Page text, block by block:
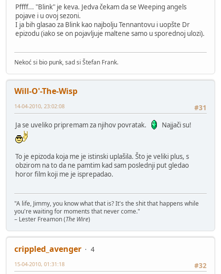
Pffff... "Blink" je keva. Jedva čekam da se Weeping angels
pojave i u ovoj sezoni.
I ja bih glasao za Blink kao najbolju Tennantovu i uopšte Dr
epizodu (iako se on pojavljuje maltene samo u sporednoj ulozi).
Nekoć si bio punk, sad si Štefan Frank.
Will-O'-The-Wisp
#31
14-04-2010, 23:02:08
Ja se uveliko pripremam za njihov povratak. Najjači su!
To je epizoda koja me je istinski uplašila. Što je veliki plus, s
obzirom na to da ne pamtim kad sam poslednji put gledao
horor film koji me je isprepadao.
"A life, Jimmy, you know what that is? It's the shit that happens while
you're waiting for moments that never come."
– Lester Freamon (The Wire)
crippled_avenger
4
#32
15-04-2010, 01:31:18